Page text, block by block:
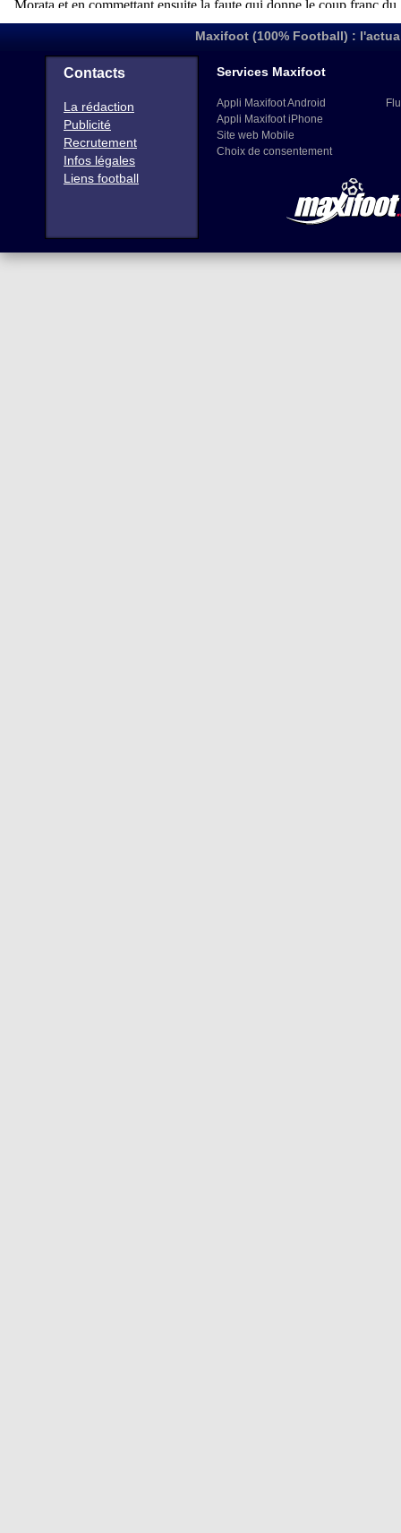
Maxifoot (100% Football) :
Contacts
La rédaction
Publicité
Recrutement
Infos légales
Liens football
Services Maxifoot
Appli Maxifoot Android
Appli Maxifoot iPhone
Site web Mobile
Choix de consentement